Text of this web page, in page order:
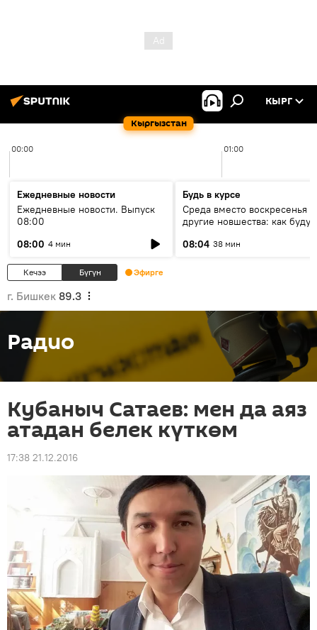
Кыргызстан
КЫРГ
00:00 01:00
Ежедневные новости
Ежедневные новости. Выпуск
08:00
08:00 4 мин
Будь в курсе
Среда вместо воскресенья и
другие новшества: как будут
08:04 38 мин
Кечээ Бүгүн Эфирге
г. Бишкек 89.3
Радио
Кубаныч Сатаев: мен да аяз
атадан белек күткөм
17:38 21.12.2016